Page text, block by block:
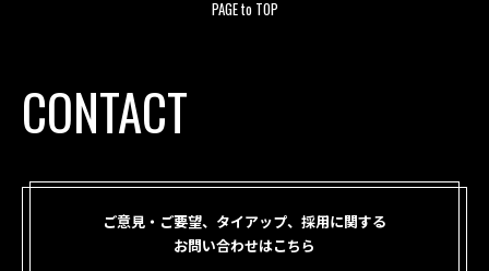
PAGE to TOP
CONTACT
ご意見・ご要望、タイアップ、採用に関する
お問い合わせはこちら